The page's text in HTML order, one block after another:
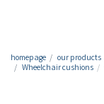
homepage our products
Wheelchair cushions